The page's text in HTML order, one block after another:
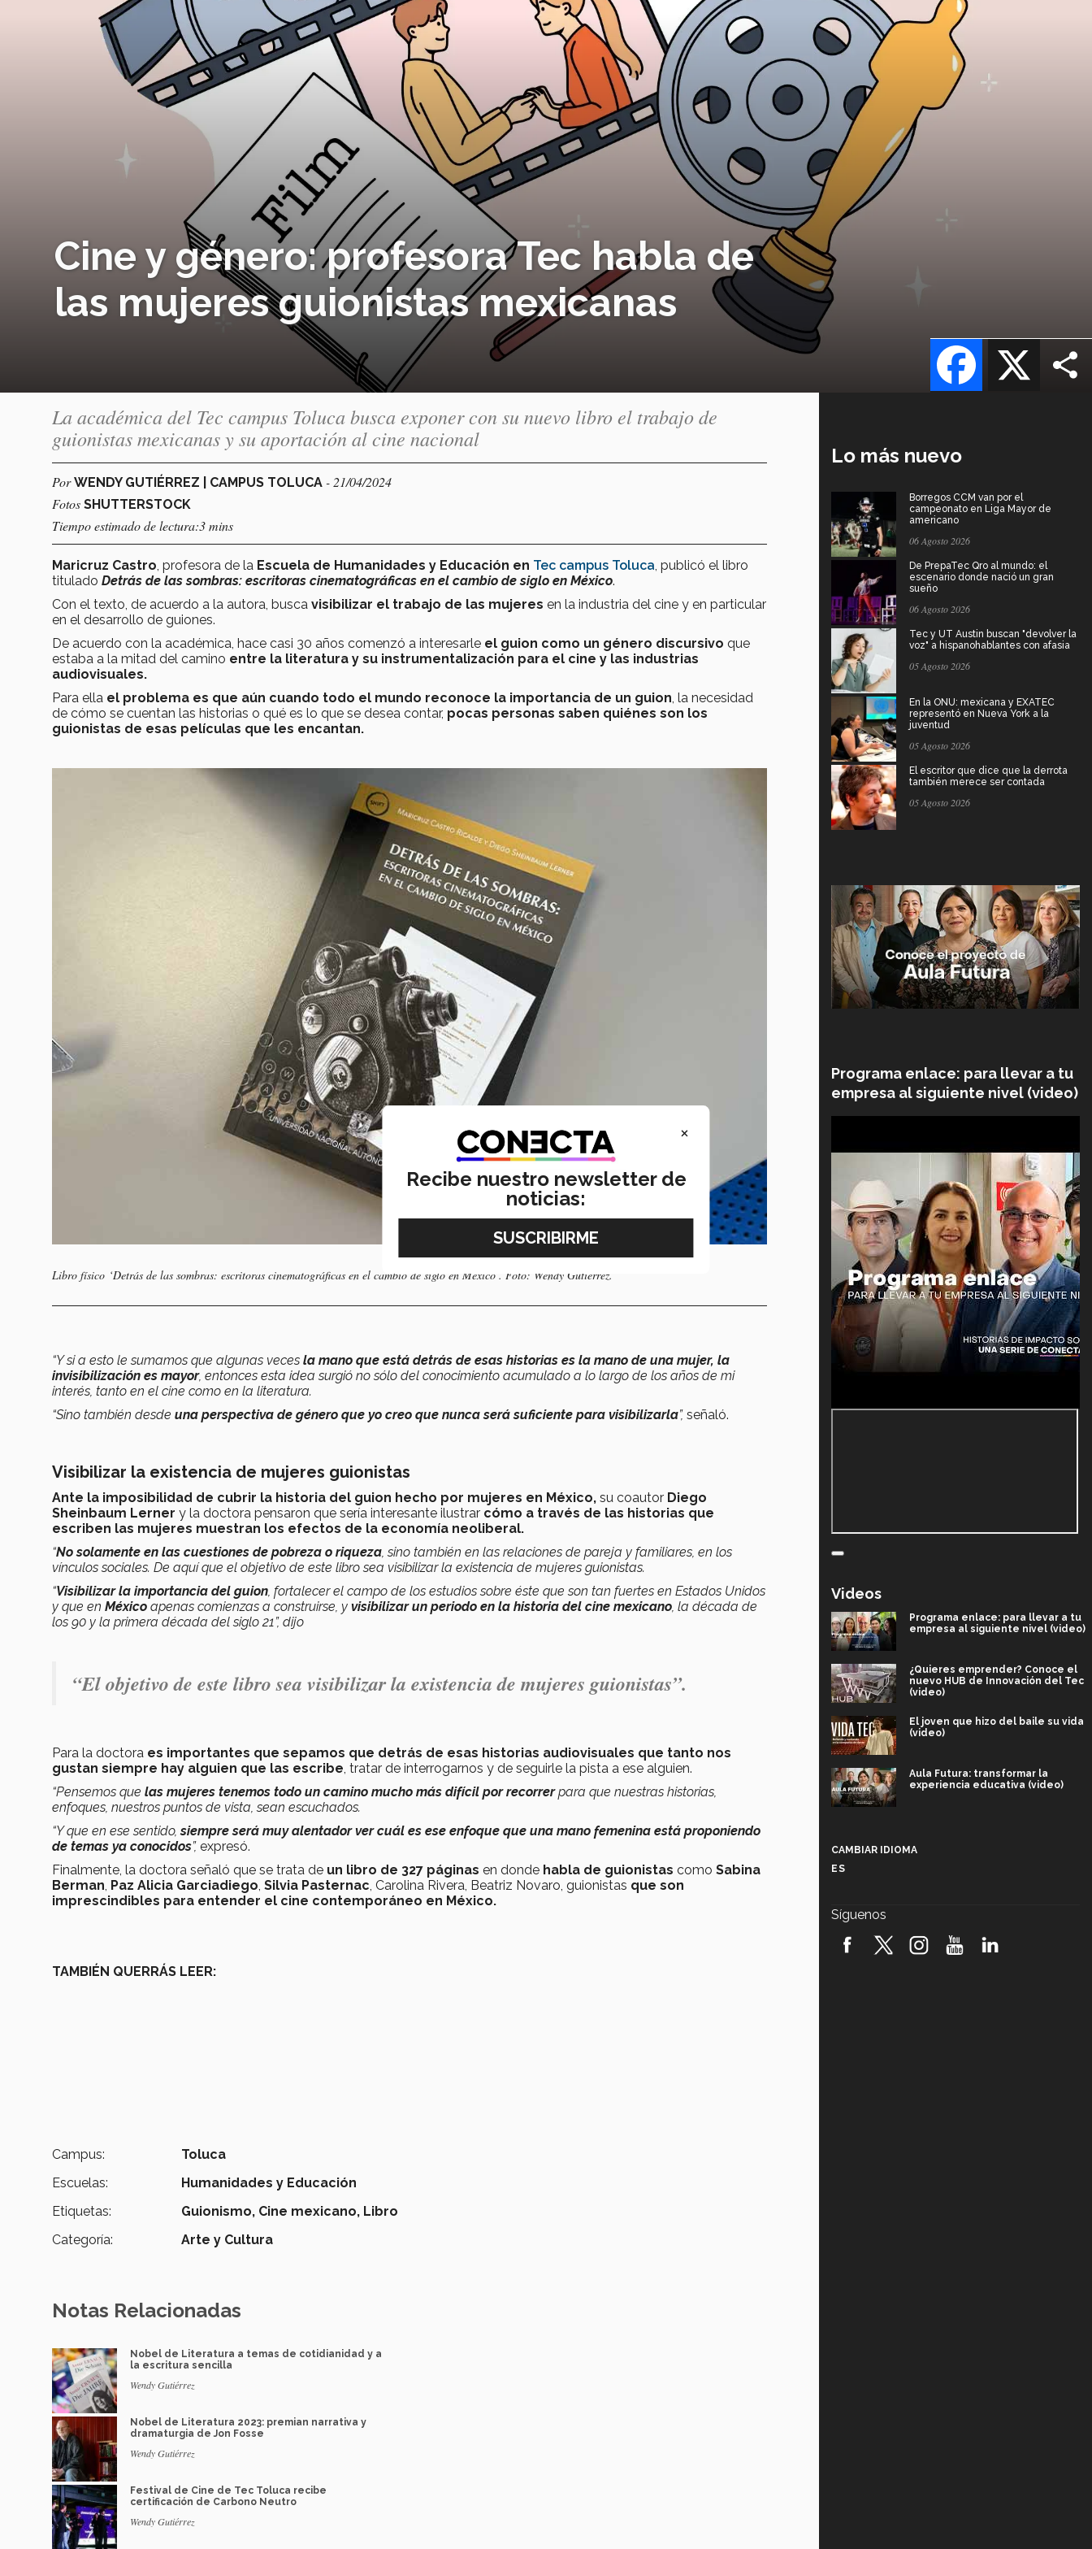
Cine y género: profesora Tec habla de
las mujeres guionistas mexicanas
X
Facebook
La académica del Tec campus Toluca busca exponer con su nuevo libro el trabajo de
guionistas mexicanas y su aportación al cine nacional
PorWENDY GUTIÉRREZ | CAMPUS TOLUCA - 21/04/2024
Fotos SHUTTERSTOCK
Tiempo estimado de lectura:3 mins
Maricruz Castro , profesora de la Escuela de Humanidades y Educación en Tec campus Toluca , publicó el libro
titulado Detrás de las sombras: escritoras cinematográficas en el cambio de siglo en México.
Con el texto, de acuerdo a la autora, busca visibilizar el trabajo de las mujeres en la industria del cine y en particular
en el desarrollo de guiones.
De acuerdo con la académica, hace casi 30 años comenzó a interesarle el guion como un género discursivo que
estaba a la mitad del camino entre la literatura y su instrumentalización para el cine y las industrias
audiovisuales.
Para ella el problema es que aún cuando todo el mundo reconoce la importancia de un guion , la necesidad
de cómo se cuentan las historias o qué es lo que se desea contar, pocas personas saben quiénes son los
guionistas de esas películas que les encantan.
Libro físico ‘Detrás de las sombras: escritoras cinematográficas en el cambio de siglo en México’. Foto: Wendy Gutiérrez.
“Y si a esto le sumamos que algunas veces la mano que está detrás de esas historias es la mano de una mujer, la
invisibilización es mayor, entonces esta idea surgió no sólo del conocimiento acumulado a lo largo de los años de mi
interés, tanto en el cine como en la literatura.
“Sino también desde una perspectiva de género que yo creo que nunca será suficiente para visibilizarla”, señaló.
Visibilizar la existencia de mujeres guionistas
Ante la imposibilidad de cubrir la historia del guion hecho por mujeres en México, su coautor Diego
Sheinbaum Lerner y la doctora pensaron que sería interesante ilustrar cómo a través de las historias que
escriben las mujeres muestran los efectos de la economía neoliberal.
“No solamente en las cuestiones de pobreza o riqueza, sino también en las relaciones de pareja y familiares, en los
vínculos sociales. De aquí que el objetivo de este libro sea visibilizar la existencia de mujeres guionistas.
“Visibilizar la importancia del guion, fortalecer el campo de los estudios sobre éste que son tan fuertes en Estados Unidos
y que en México apenas comienzas a construirse, y visibilizar un periodo en la historia del cine mexicano, la década de
los 90 y la primera década del siglo 21”, dijo
“El objetivo de este libro sea visibilizar la existencia de mujeres guionistas”.
Para la doctora es importantes que sepamos que detrás de esas historias audiovisuales que tanto nos
gustan siempre hay alguien que las escribe, tratar de interrogarnos y de seguirle la pista a ese alguien.
“Pensemos que las mujeres tenemos todo un camino mucho más difícil por recorrerpara que nuestras historias,
enfoques, nuestros puntos de vista, sean escuchados.
“Y que en ese sentido,siempre será muy alentador ver cuál es ese enfoque que una mano femenina está proponiendo
de temas ya conocidos”, expresó.
Finalmente, la doctora señaló que se trata de un libro de 327 páginas en donde habla de guionistas como Sabina
Berman, Paz Alicia Garciadiego, Silvia Pasternac, Carolina Rivera, Beatriz Novaro, guionistas que son
imprescindibles para entender el cine contemporáneo en México.
TAMBIÉN QUERRÁS LEER:
Campus:
Toluca
Escuelas:
Humanidades y Educación
Etiquetas:
Guionismo, Cine mexicano, Libro
Categoría:
Arte y Cultura
Notas Relacionadas
Nobel de Literatura a temas de cotidianidad y a
la escritura sencilla
Wendy Gutiérrez
Nobel de Literatura 2023: premian narrativa y
dramaturgia de Jon Fosse
Wendy Gutiérrez
Festival de Cine de Tec Toluca recibe
certificación de Carbono Neutro
Wendy Gutiérrez
Lo más nuevo
Borregos CCM van por el
campeonato en Liga Mayor de
americano
06 Agosto 2026
De PrepaTec Qro al mundo: el
escenario donde nació un gran
sueño
06 Agosto 2026
Tec y UT Austin buscan "devolver la
voz" a hispanohablantes con afasia
05 Agosto 2026
En la ONU: mexicana y EXATEC
representó en Nueva York a la
juventud
05 Agosto 2026
El escritor que dice que la derrota
también merece ser contada
05 Agosto 2026
Programa enlace: para llevar a tu
empresa al siguiente nivel (video)
Videos
Programa enlace: para llevar a tu
empresa al siguiente nivel (video)
¿Quieres emprender? Conoce el
nuevo HUB de Innovación del Tec
(video)
El joven que hizo del baile su vida
(video)
Aula Futura: transformar la
experiencia educativa (video)
robótica FIRST 2026! (video)
CAMBIAR IDIOMA
ES
Síguenos
×
Recibe nuestro newsletter de
noticias: